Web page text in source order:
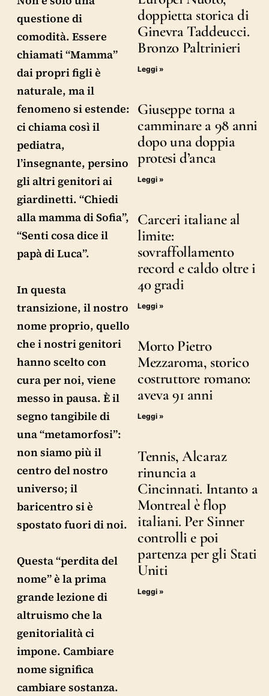
questione di
comodità. Essere
chiamati “Mamma”
dai propri figli è
naturale, ma il
fenomeno si estende:
ci chiama così il
pediatra,
l’insegnante, persino
gli altri genitori ai
giardinetti. “Chiedi
alla mamma di Sofia”,
“Senti cosa dice il
papà di Luca”.
In questa
transizione, il nostro
nome proprio, quello
che i nostri genitori
hanno scelto con
cura per noi, viene
messo in pausa. È il
segno tangibile di
una “metamorfosi”:
non siamo più il
centro del nostro
universo; il
baricentro si è
spostato fuori di noi.
Questa “perdita del
nome” è la prima
grande lezione di
altruismo che la
genitorialità ci
impone. Cambiare
nome significa
cambiare sostanza.
doppietta storica di
Ginevra Taddeucci.
Bronzo Paltrinieri
Leggi »
Giuseppe torna a
camminare a 98 anni
dopo una doppia
protesi d’anca
Leggi »
Carceri italiane al
limite:
sovraffollamento
record e caldo oltre i
40 gradi
Leggi »
Morto Pietro
Mezzaroma, storico
costruttore romano:
aveva 91 anni
Leggi »
Tennis, Alcaraz
rinuncia a
Cincinnati. Intanto a
Montreal è flop
italiani. Per Sinner
controlli e poi
partenza per gli Stati
Uniti
Leggi »